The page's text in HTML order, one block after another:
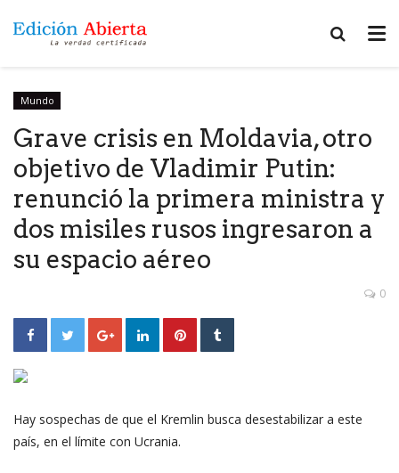
Mundo
Grave crisis en Moldavia, otro
objetivo de Vladimir Putin:
renunció la primera ministra y
dos misiles rusos ingresaron a
su espacio aéreo
0
Hay sospechas de que el Kremlin busca desestabilizar a este
país, en el límite con Ucrania.